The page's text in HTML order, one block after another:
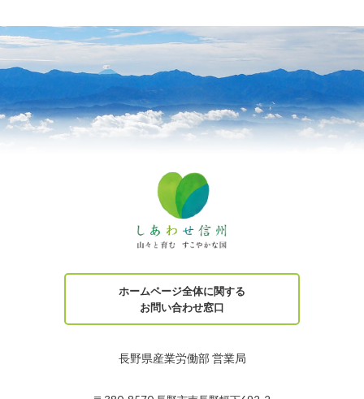
ホームページ全体に関する
お問い合わせ窓口
長野県産業労働部 営業局